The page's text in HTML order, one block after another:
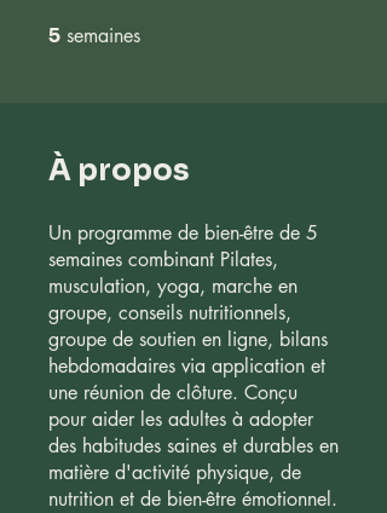
5 semaines
À propos
Un programme de bien-être de 5
semaines combinant Pilates,
musculation, yoga, marche en
groupe, conseils nutritionnels,
groupe de soutien en ligne, bilans
hebdomadaires via application et
une réunion de clôture. Conçu
pour aider les adultes à adopter
des habitudes saines et durables en
matière d'activité physique, de
nutrition et de bien-être émotionnel.